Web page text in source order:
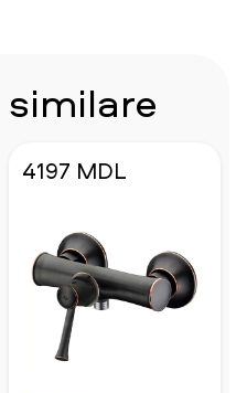
4197 MDL